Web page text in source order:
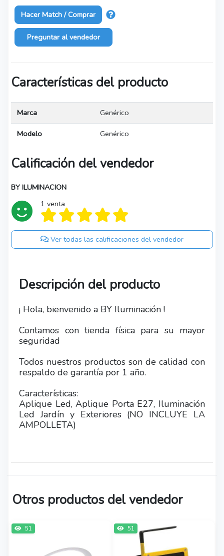
Hacer Match / Comprar
Preguntar al vendedor
Características del producto
Marca Genérico
Modelo Genérico
Calificación del vendedor
BY ILUMINACION
1 venta
Ver todas las calificaciones del vendedor
Descripción del producto
¡ Hola, bienvenido a BY Iluminación !
Contamos con tienda física para su mayor
seguridad
Todos nuestros productos son de calidad con
respaldo de garantía por 1 año.
Características:
Aplique Led, Aplique Porta E27, Iluminación
Led Jardín y Exteriores (NO INCLUYE LA
AMPOLLETA)
Otros productos del vendedor
51 51